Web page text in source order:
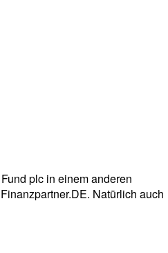
plc in einem anderen
Natürlich auch